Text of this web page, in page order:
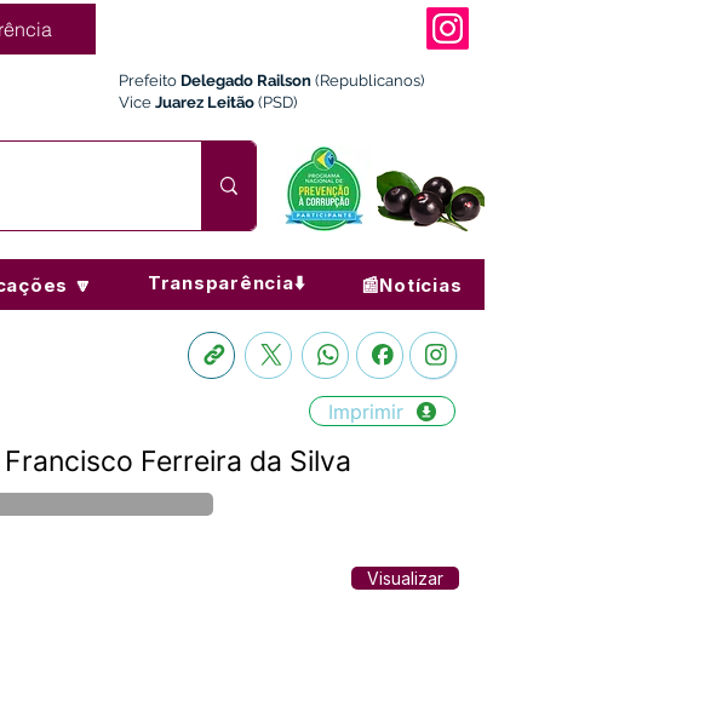
Prefeito Delegado Railson (Republicanos)
Vice Juarez Leitão (PSD)
🔽 Transparência⬇️ 📰Notícias
Imprimir
Ferreira da Silva
Visualizar